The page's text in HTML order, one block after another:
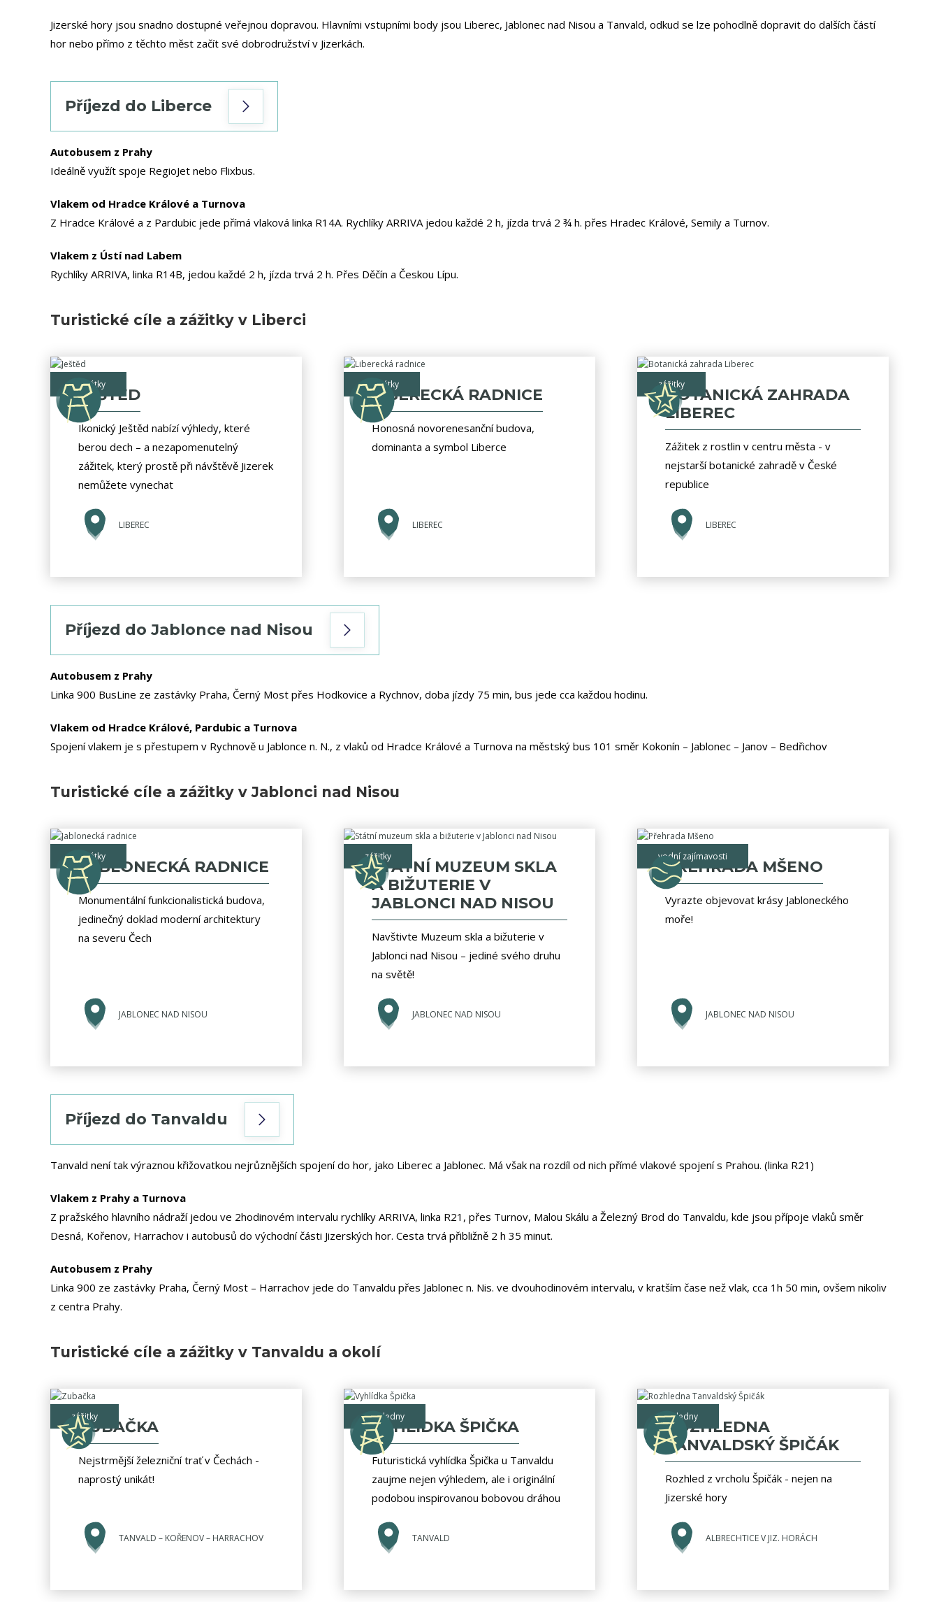
Jizerské hory jsou snadno dostupné veřejnou dopravou. Hlavními vstupními body jsou Liberec, Jablonec nad Nisou a Tanvald, odkud se lze pohodlně dopravit do dalších částí
hor nebo přímo z těchto měst začít své dobrodružství v Jizerkách.
Příjezd do Liberce
Autobusem z Prahy
Ideálně využít spoje RegioJet nebo Flixbus.
Vlakem od Hradce Králové a Turnova
Z Hradce Králové a z Pardubic jede přímá vlaková linka R14A. Rychlíky ARRIVA jedou každé 2 h, jízda trvá 2 ¾ h. přes Hradec Králové, Semily a Turnov.
Vlakem z Ústí nad Labem
Rychlíky ARRIVA, linka R14B, jedou každé 2 h, jízda trvá 2 h. Přes Děčín a Českou Lípu.
Turistické cíle a zážitky v Liberci
památky
JEŠTĚD
Ikonický Ještěd nabízí výhledy, které
berou dech – a nezapomenutelný
zážitek, který prostě při návštěvě Jizerek
nemůžete vynechat
LIBEREC
památky
LIBERECKÁ RADNICE
Honosná novorenesanční budova,
dominanta a symbol Liberce
LIBEREC
zážitky
BOTANICKÁ ZAHRADA
LIBEREC
Zážitek z rostlin v centru města - v
nejstarší botanické zahradě v České
republice
LIBEREC
Příjezd do Jablonce nad Nisou
Autobusem z Prahy
Linka 900 BusLine ze zastávky Praha, Černý Most přes Hodkovice a Rychnov, doba jízdy 75 min, bus jede cca každou hodinu.
Vlakem od Hradce Králové, Pardubic a Turnova
Spojení vlakem je s přestupem v Rychnově u Jablonce n. N., z vlaků od Hradce Králové a Turnova na městský bus 101 směr Kokonín – Jablonec – Janov – Bedřichov
Turistické cíle a zážitky v Jablonci nad Nisou
památky
JABLONECKÁ RADNICE
Monumentální funkcionalistická budova,
jedinečný doklad moderní architektury
na severu Čech
JABLONEC NAD NISOU
zážitky
STÁTNÍ MUZEUM SKLA
A BIŽUTERIE V
JABLONCI NAD NISOU
Navštivte Muzeum skla a bižuterie v
Jablonci nad Nisou – jediné svého druhu
na světě!
JABLONEC NAD NISOU
vodní zajímavosti
PŘEHRADA MŠENO
Vyrazte objevovat krásy Jabloneckého
moře!
JABLONEC NAD NISOU
Příjezd do Tanvaldu
Tanvald není tak výraznou křižovatkou nejrůznějších spojení do hor, jako Liberec a Jablonec. Má však na rozdíl od nich přímé vlakové spojení s Prahou. (linka R21)
Vlakem z Prahy a Turnova
Z pražského hlavního nádraží jedou ve 2hodinovém intervalu rychlíky ARRIVA, linka R21, přes Turnov, Malou Skálu a Železný Brod do Tanvaldu, kde jsou přípoje vlaků směr
Desná, Kořenov, Harrachov i autobusů do východní části Jizerských hor. Cesta trvá přibližně 2 h 35 minut.
Autobusem z Prahy
Linka 900 ze zastávky Praha, Černý Most – Harrachov jede do Tanvaldu přes Jablonec n. Nis. ve dvouhodinovém intervalu, v kratším čase než vlak, cca 1h 50 min, ovšem nikoliv
z centra Prahy.
Turistické cíle a zážitky v Tanvaldu a okolí
zážitky
ZUBAČKA
Nejstrmější železniční trať v Čechách -
naprostý unikát!
TANVALD – KOŘENOV – HARRACHOV
rozhledny
VYHLÍDKA ŠPIČKA
Futuristická vyhlídka Špička u Tanvaldu
zaujme nejen výhledem, ale i originální
podobou inspirovanou bobovou dráhou
TANVALD
rozhledny
ROZHLEDNA
TANVALDSKÝ ŠPIČÁK
Rozhled z vrcholu Špičák - nejen na
Jizerské hory
ALBRECHTICE V JIZ. HORÁCH